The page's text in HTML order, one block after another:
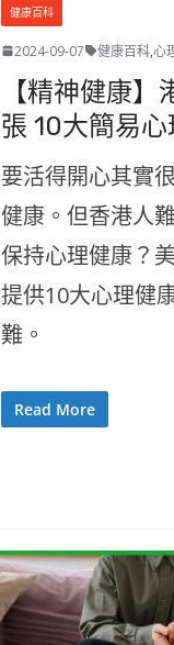
健康百科
2024-09-07 健康百科,心
【精神健康
張 10大簡易
要活得開心其實
健康。但香港人
保持心理健康？
提供10大心理健
難。
Read More